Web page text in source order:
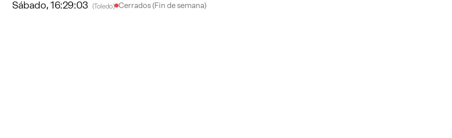
Sábado,16:29:03 (Toledo) Cerrados (Fin de semana)